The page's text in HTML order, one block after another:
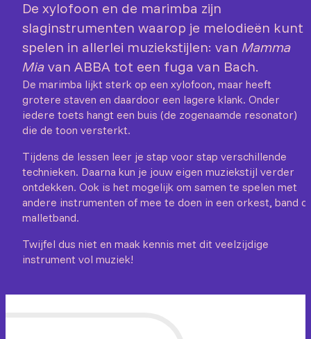
De xylofoon en de marimba zijn
slaginstrumenten waarop je melodieën kunt
spelen in allerlei muziekstijlen: van Mamma
Mia van ABBA tot een fuga van Bach.
De marimba lijkt sterk op een xylofoon, maar heeft
grotere staven en daardoor een lagere klank. Onder
iedere toets hangt een buis (de zogenaamde resonator)
die de toon versterkt.
Tijdens de lessen leer je stap voor stap verschillende
technieken. Daarna kun je jouw eigen muziekstijl verder
ontdekken. Ook is het mogelijk om samen te spelen met
andere instrumenten of mee te doen in een orkest, band of
malletband.
Twijfel dus niet en maak kennis met dit veelzijdige
instrument vol muziek!